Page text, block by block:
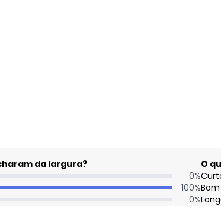
da largura?
0%
100%
0%
O
Bom
Privacidade